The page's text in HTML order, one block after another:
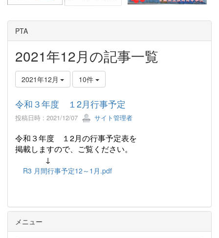
PTA
2021年12月の記事一覧
2021年12月 10件
令和３年度 １2月行事予定
投稿日時 : 2021/12/07 サイト管理者
令和３年度 １2月の行事予定表を
掲載しますので、ご覧ください。
↓
R3 月間行事予定12～1月.pdf
メニュー